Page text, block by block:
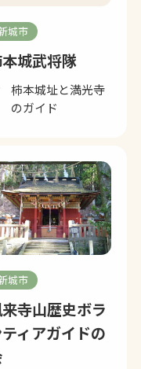
城市
城武将隊
柿本城址と満光寺
のガイド
城市
寺山歴史ボラ
ィアガイドの